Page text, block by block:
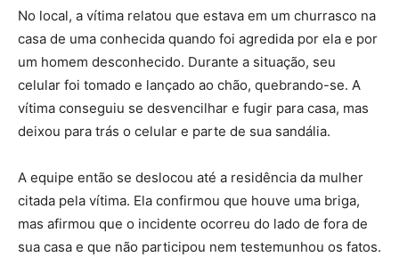
No local, a vítima relatou que estava em um churrasco na
casa de uma conhecida quando foi agredida por ela e por
um homem desconhecido. Durante a situação, seu
celular foi tomado e lançado ao chão, quebrando-se. A
vítima conseguiu se desvencilhar e fugir para casa, mas
deixou para trás o celular e parte de sua sandália.
A equipe então se deslocou até a residência da mulher
citada pela vítima. Ela confirmou que houve uma briga,
mas afirmou que o incidente ocorreu do lado de fora de
sua casa e que não participou nem testemunhou os fatos.